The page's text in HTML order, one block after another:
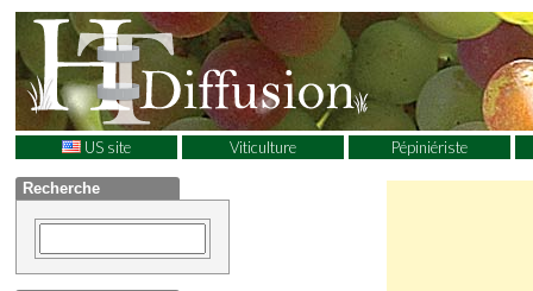
US site Viticulture Pépiniériste
Recherche